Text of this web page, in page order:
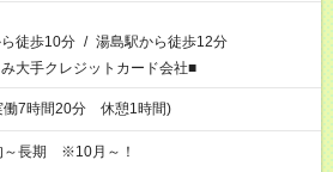
徒歩10分 / 湯島駅から徒歩12分
大手クレジットカード会社■
働7時間20分 休憩1時間)
～長期 ※10月～！